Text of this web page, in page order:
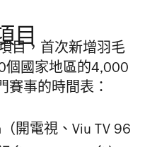
目
目，首次新增羽毛
個國家地區的4,000
賽事的時間表：
開電視、Viu TV 96